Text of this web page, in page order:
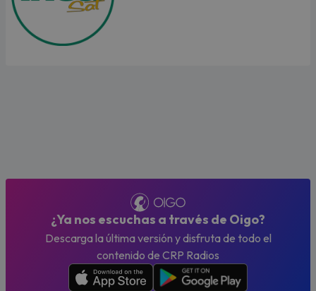
¿Ya nos escuchas a través de Oigo?
Descarga la última versión y disfruta de todo el
contenido de CRP Radios